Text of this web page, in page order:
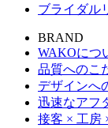
ブライダル
BRAND
WAKOにつ
品質へのこ
デザインへ
迅速なアフ
接客 × 工房